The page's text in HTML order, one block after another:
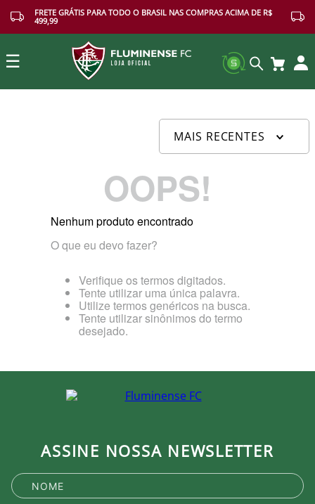
FRETE GRÁTIS PARA TODO O BRASIL NAS COMPRAS ACIMA DE R$
499,99
☰
MAIS RECENTES
OOPS!
Nenhum produto encontrado
O que eu devo fazer?
Verifique os termos digitados.
Tente utilizar uma única palavra.
Utilize termos genéricos na busca.
Tente utilizar sinônimos do termo
desejado.
ASSINE NOSSA NEWSLETTER